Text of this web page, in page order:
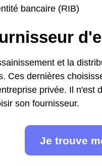
bancaire (RIB)
et la
Ces dernières
privée. Il n'est
son fournisseur.
Je trouve